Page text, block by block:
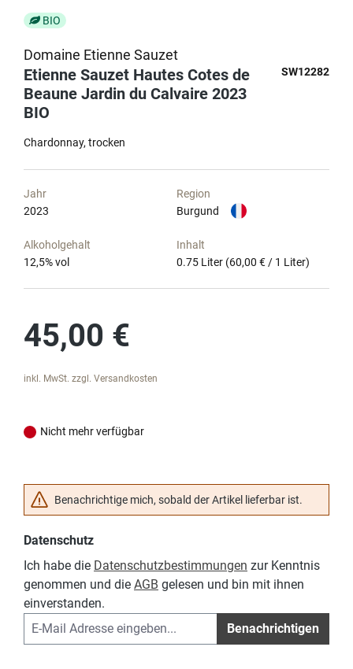
BIO
Domaine Etienne Sauzet
Etienne Sauzet Hautes Cotes de
Beaune Jardin du Calvaire 2023
BIO
SW12282
Chardonnay trocken
Jahr
2023
Region
Burgund
Alkoholgehalt
12,5% vol
Inhalt
0.75 Liter (60,00 € / 1 Liter)
45,00 €
inkl. MwSt. zzgl. Versandkosten
Nicht mehr verfügbar
Benachrichtige mich, sobald der Artikel lieferbar ist.
Datenschutz
Ich habe die Datenschutzbestimmungen zur Kenntnis
genommen und die AGB gelesen und bin mit ihnen
einverstanden.
Benachrichtigen